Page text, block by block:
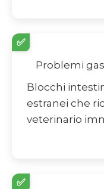
✅
Problemi
Blocchi
estranei che
veterinario
✅